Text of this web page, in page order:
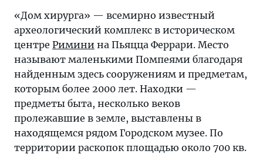
«Дом хирурга» — всемирно известный
археологический комплекс в историческом
центре Римини на Пьяцца Феррари. Место
называют маленькими Помпеями благодаря
найденным здесь сооружениям и предметам,
которым более 2000 лет. Находки —
предметы быта, несколько веков
пролежавшие в земле, выставлены в
находящемся рядом Городском музее. По
территории раскопок площадью около 700 кв.